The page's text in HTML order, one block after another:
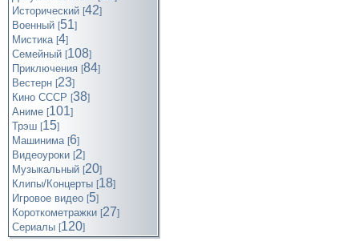
Исторический [42]
Военный [51]
Мистика [4]
Семейный [108]
Приключения [84]
Вестерн [23]
Кино СССР [38]
Аниме [101]
Трэш [15]
Машинима [6]
Видеоуроки [2]
Музыкальный [20]
Клипы/Концерты [18]
Игровое видео [5]
Короткометражки [27]
Cериалы [120]